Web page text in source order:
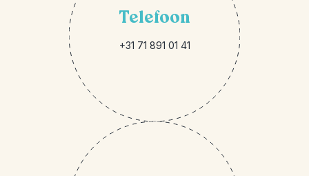
Telefoon
+31 71 891 01 41